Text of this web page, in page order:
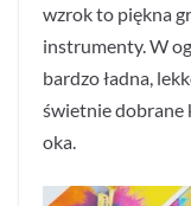
wzrok to piękna
instrumenty. W
bardzo ładna,
świetnie dobrane
oka.